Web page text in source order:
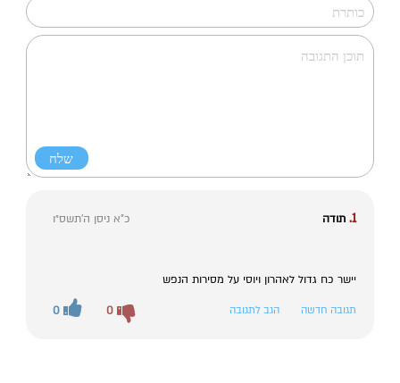
1. תודה כ"א ניסן ה׳תשס״ו
יישר כח גדול לאהרון ויוסי על מסירות הנפש
תגובה חדשה הגב לתגובה 0 0